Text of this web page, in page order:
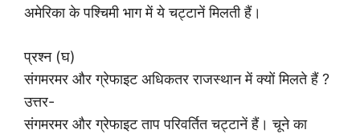
अमेरिका के पश्चिमी भाग में ये चट्टानें मिलती हैं।
प्रश्न (घ)
संगमरमर और ग्रेफाइट अधिकतर राजस्थान में क्यों मिलते हैं ?
उत्तर-
संगमरमर और ग्रेफाइट ताप परिवर्तित चट्टानें हैं। चूने का